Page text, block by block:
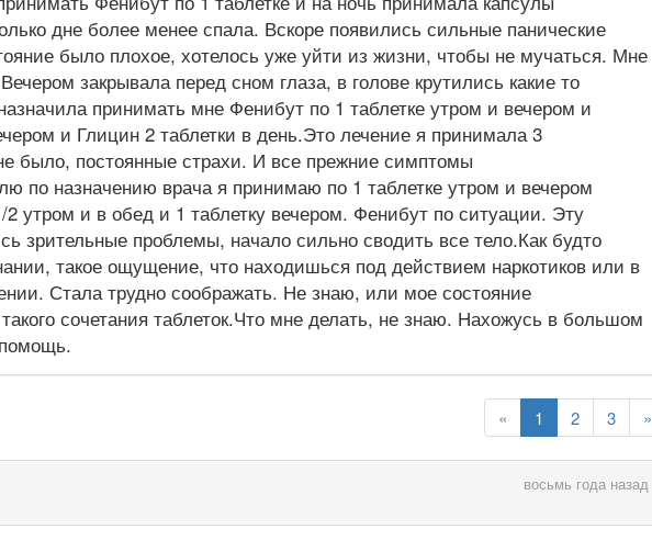
дне более менее спала. Вскоре появились сильные панические
было плохое, хотелось уже уйти из жизни, чтобы не мучаться. Мне
закрывала перед сном глаза, в голове крутились какие то
принимать мне Фенибут по 1 таблетке утром и вечером и
и Глицин 2 таблетки в день.Это лечение я принимала 3
было, постоянные страхи. И все прежние симптомы
по назначению врача я принимаю по 1 таблетке утром и вечером
2 утром и в обед и 1 таблетку вечером. Фенибут по ситуации. Эту
зрительные проблемы, начало сильно сводить все тело.Как будто
такое ощущение, что находишься под действием наркотиков или в
Стала трудно соображать. Не знаю, или мое состояние
сочетания таблеток.Что мне делать, не знаю. Нахожусь в большом
« 1 2 3 »
восьмь года назад